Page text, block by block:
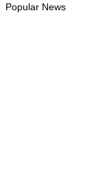
Popular News